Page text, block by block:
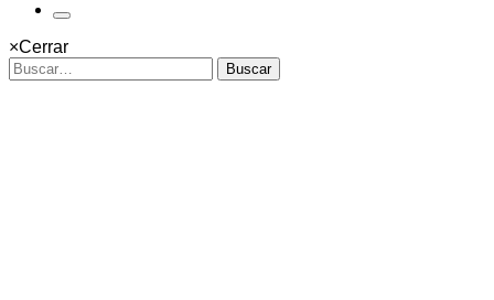
×Cerrar
Buscar